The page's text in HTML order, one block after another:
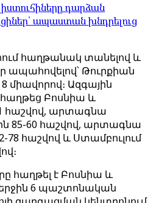
դարձան
ապաստան խնդրելուց
հաղթանակ տանելով և
ապահովելով՝ Թուրքիան
միավորով։ Ազգային
Բոսնիա և
հաշվով, արտագնա
85-60 հաշվով, արտագնա
78 հաշվով և Ստամբուլում
հաղթել է Բոսնիա և
6 պաշտոնական